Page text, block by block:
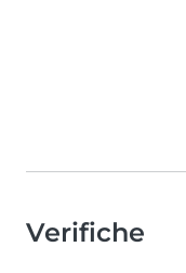
Verifiche